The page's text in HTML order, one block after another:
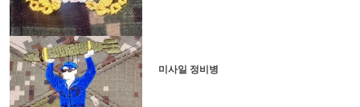
미사일 정비병